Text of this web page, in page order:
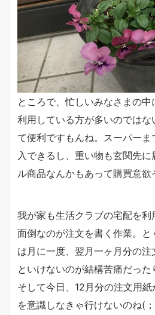
ところで、忙しいみなさまの
利用している方が多いのではな
て便利ですもんね。スーパー
入できるし、重い物も玄関先
ル商品なんかもあって購買意欲
我が家も生活クラブの宅配を利
面倒なのが注文を書く作業。
は月に一度、翌月一ヶ月分の
といけないのが結構苦痛だった
そして今日、12月分の注文用
を意識しなきゃ行けないのね(